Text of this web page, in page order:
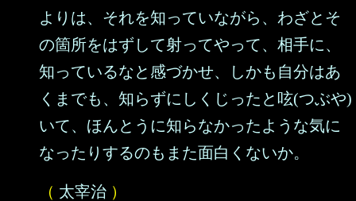
よりは、それを知っていながら、わざとそ
の箇所をはずして射ってやって、相手に、
知っているなと感づかせ、しかも自分はあ
くまでも、知らずにしくじったと呟(つぶや)
いて、ほんとうに知らなかったような気に
なったりするのもまた面白くないか。
（ 太宰治 ）